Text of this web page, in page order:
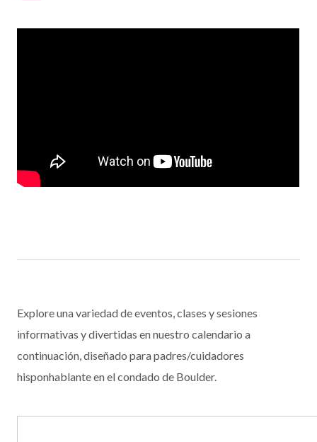
Explore una variedad de eventos, clases y sesiones
informativas y divertidas en nuestro calendario a
continuación, diseñado para padres/cuidadores
hisponhablante en el condado de Boulder.